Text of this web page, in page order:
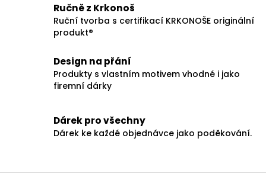
á
d
p
r
v
ý
s
Ručně z Krkonoš
Ruční tvorba s certifikací KRKONOŠE originální
produkt®
Design na přání
Produkty s vlastním motivem vhodné i jako
firemní dárky
Dárek pro všechny
Dárek ke každé objednávce jako poděkování.